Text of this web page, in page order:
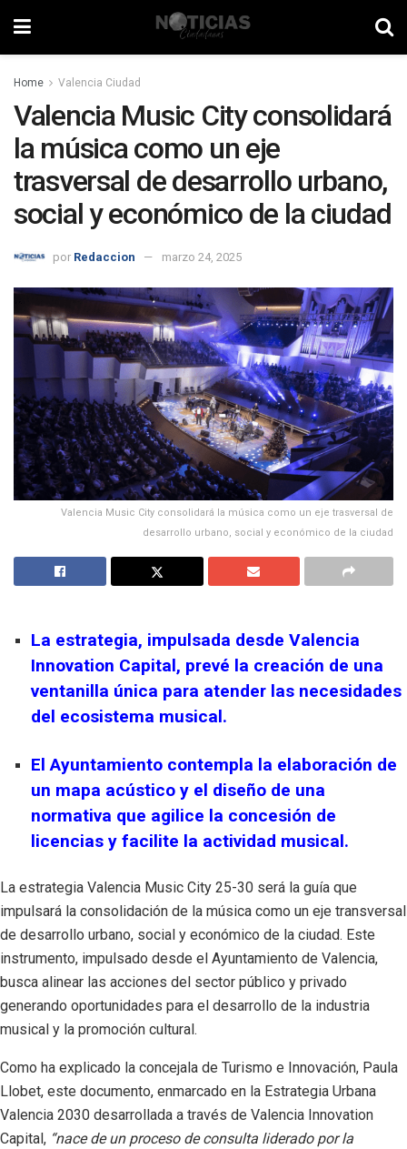
Home Valencia Ciudad
Valencia Music City consolidará
la música como un eje
trasversal de desarrollo urbano,
social y económico de la ciudad
por Redaccion marzo 24, 2025
Valencia Music City consolidará la música como un eje trasversal de
desarrollo urbano, social y económico de la ciudad
La estrategia, impulsada desde Valencia
Innovation Capital, prevé la creación de una
ventanilla única para atender las necesidades
del ecosistema musical.
El Ayuntamiento contempla la elaboración de
un mapa acústico y el diseño de una
normativa que agilice la concesión de
licencias y facilite la actividad musical.
La estrategia Valencia Music City 25-30 será la guía que
impulsará la consolidación de la música como un eje transversal
de desarrollo urbano, social y económico de la ciudad. Este
instrumento, impulsado desde el Ayuntamiento de Valencia,
busca alinear las acciones del sector público y privado
generando oportunidades para el desarrollo de la industria
musical y la promoción cultural.
Como ha explicado la concejala de Turismo e Innovación, Paula
Llobet, este documento, enmarcado en la Estrategia Urbana
Valencia 2030 desarrollada a través de Valencia Innovation
Capital, “nace de un proceso de consulta liderado por la